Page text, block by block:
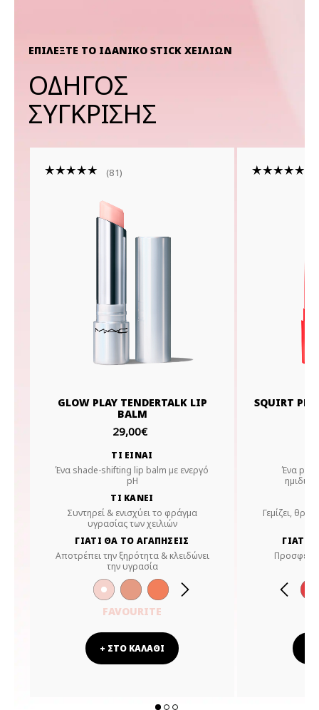
ΕΠΙΛΕΞΤΕ ΤΟ ΙΔΑΝΙΚΟ STICK ΧΕΙΛΙΩΝ
ΟΔΗΓΟΣ
ΣΥΓΚΡΙΣΗΣ
81
GLOW PLAY TENDERTALK LIP
BALM
29,00€
ΤΙ ΕΙΝΑΙ
Ένα shade-shifting lip balm με ενεργό
pH
ΤΙ ΚΑΝΕΙ
Συντηρεί & ενισχύει το φράγμα
υγρασίας των χειλιών
ΓΙΑΤΙ ΘΑ ΤΟ ΑΓΑΠΗΣΕΙΣ
Αποτρέπει την ξηρότητα & κλειδώνει
την υγρασία
FAVOURITE
+ ΣΤΟ ΚΑΛΑΘΙ
SQUIRT
Ένα
Γεμίζει,
ΓΙΑΤΙ